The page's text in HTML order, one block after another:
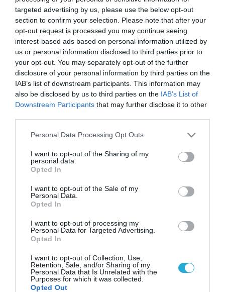
targeted advertising by us, please use the below opt-out
section to confirm your selection. Please note that after your
opt-out request is processed you may continue seeing
interest-based ads based on personal information utilized by
us or personal information disclosed to third parties prior to
your opt-out. You may separately opt-out of the further
disclosure of your personal information by third parties on the
IAB’s list of downstream participants. This information may
also be disclosed by us to third parties on the IAB’s List of
Downstream Participants that may further disclose it to other
Please note that this website/app uses one or more Google
not limited to your visit or usage behaviour. You may click to
grant or deny consent to Google and its third-party tags to
use your data for below specified purposes in below Google
consent section.
Personal Data Processing Opt Outs
I want to opt-out of the Sharing of my
personal data.
Opted In
I want to opt-out of the Sale of my
Personal Data.
Opted In
I want to opt-out of processing my
Personal Data for Targeted Advertising.
Opted In
I want to opt-out of Collection, Use,
Retention, Sale, and/or Sharing of my
Personal Data that Is Unrelated with the
Purposes for which it was collected.
Opted Out
ΥΠΗΡΕΣΙΕΣ
Ψηφιακή πλατφόρμα
καταγγελιών ανασφάλιστης και
αδήλωτης εργασίας
29.03.2022